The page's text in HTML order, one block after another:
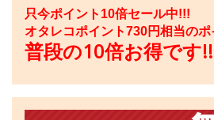
只今ポイント10倍セール中!!!
オタレコポイント730円相当の
普段の10倍お得です!!